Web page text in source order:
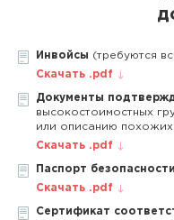
Инвойсы (требуются
Скачать .pdf
Документы
высокостоимостных
или описанию похожих
Скачать .pdf
Паспорт безопасности
Скачать .pdf
Сертификат